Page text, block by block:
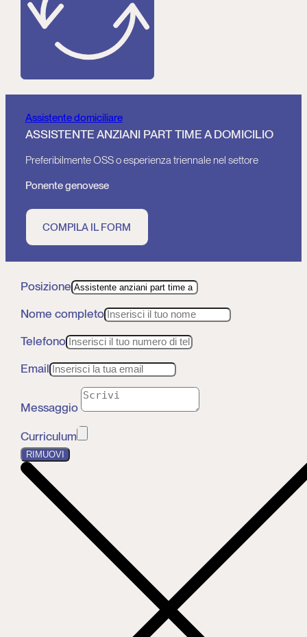
Assistente domiciliare
ASSISTENTE ANZIANI PART TIME A DOMICILIO
Preferibilmente OSS o esperienza triennale nel settore
Ponente genovese
COMPILA IL FORM
Posizione
Nome completo
Telefono
Email
Messaggio
Curriculum
RIMUOVI